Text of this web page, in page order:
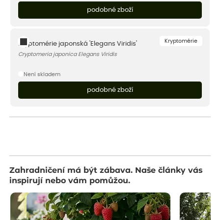
podobné zboží
Kryptomérie
Kryptomérie japonská 'Elegans Viridis'
Cryptomeria japonica Elegans Viridis
Není skladem
podobné zboží
Zahradničení má být zábava. Naše články vás
inspirují nebo vám pomůžou.